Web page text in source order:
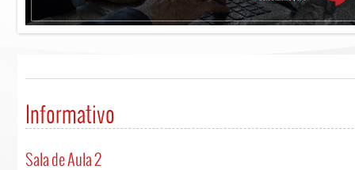
Informativo
Sala de Aula 2